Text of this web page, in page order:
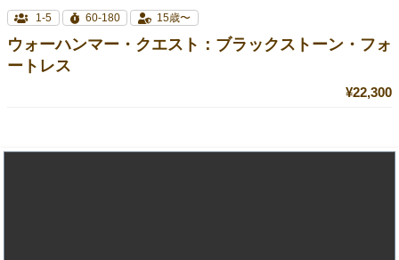
1-5 60-180 15歳〜
ウォーハンマー・クエスト：ブラックストーン・フォ
ートレス
¥22,300